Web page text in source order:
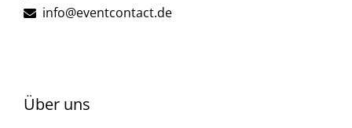
info@eventcontact.de
Über uns